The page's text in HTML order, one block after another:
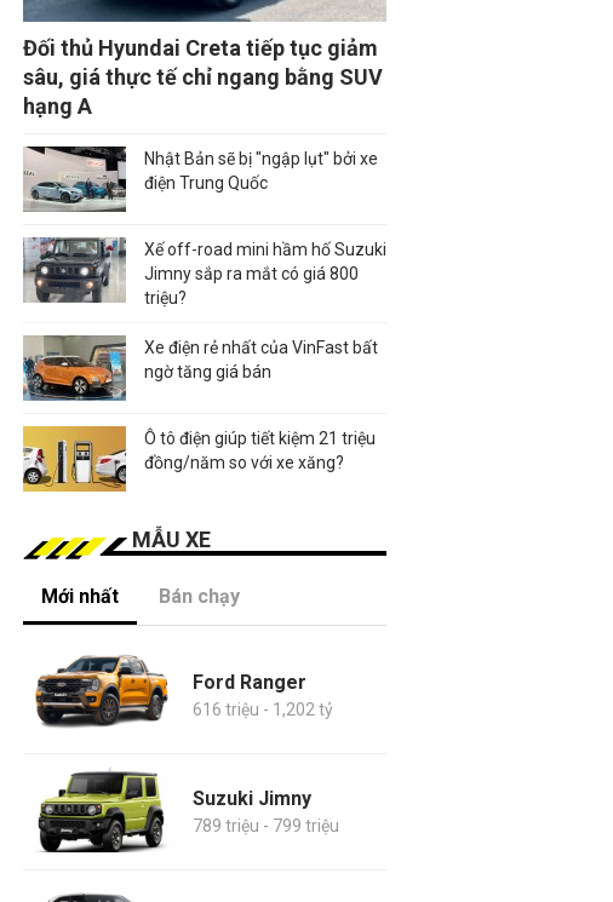
Đối thủ Hyundai Creta tiếp tục giảm
sâu, giá thực tế chỉ ngang bằng SUV
hạng A
Nhật Bản sẽ bị "ngập lụt" bởi xe
điện Trung Quốc
Xế off-road mini hầm hố Suzuki
Jimny sắp ra mắt có giá 800
triệu?
Xe điện rẻ nhất của VinFast bất
ngờ tăng giá bán
Ô tô điện giúp tiết kiệm 21 triệu
đồng/năm so với xe xăng?
MẪU XE
Mới nhất Bán chạy
Ford Ranger
616 triệu - 1,202 tỷ
Suzuki Jimny
789 triệu - 799 triệu